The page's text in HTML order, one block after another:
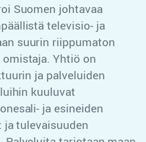
Suomen johtavaa
televisio- ja
suurin riippumaton
Yhtiö on
ja palveluiden
kuuluvat
ja esineiden
ja tulevaisuuden